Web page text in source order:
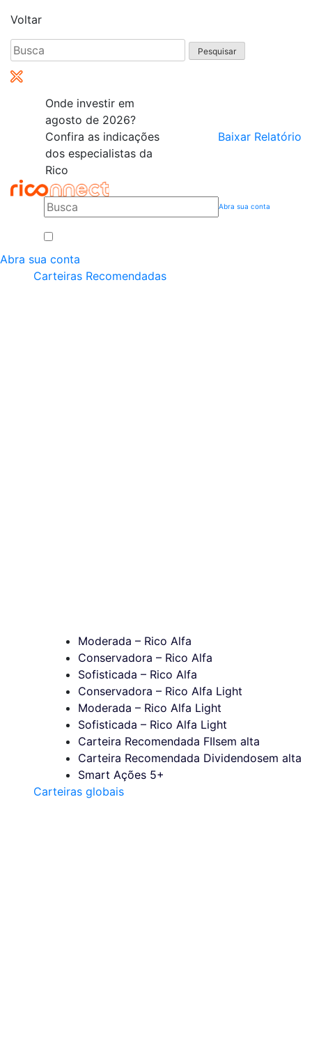
Voltar
Pesquisar
por:
Onde investir em
agosto de 2026?
Confira as indicações
dos especialistas da
Rico
Baixar Relatório
Abra sua conta
Abra sua conta
Carteiras Recomendadas
Moderada – Rico Alfa
Conservadora – Rico Alfa
Sofisticada – Rico Alfa
Conservadora – Rico Alfa Light
Moderada – Rico Alfa Light
Sofisticada – Rico Alfa Light
Carteira Recomendada FIIsem alta
Carteira Recomendada Dividendosem alta
Smart Ações 5+
Carteiras globais